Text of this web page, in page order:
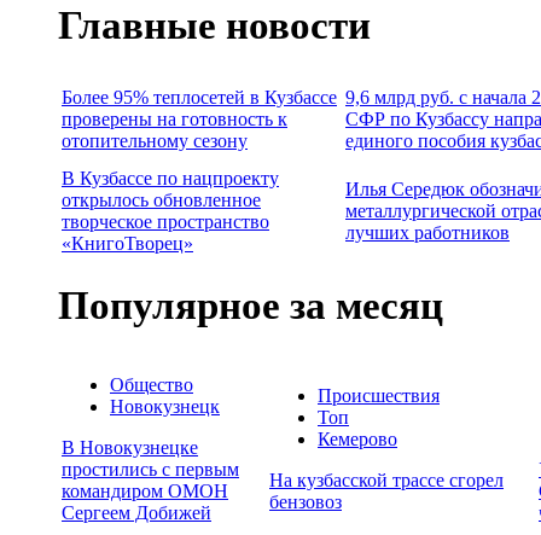
Главные новости
Более 95% теплосетей в Кузбассе
проверены на готовность к
отопительному сезону
9,6 млрд руб. с начала
СФР по Кузбассу
единого пособия
В Кузбассе по нацпроекту
открылось обновленное
творческое пространство
«КнигоТворец»
Илья Середюк
металлургической
лучших работников
Популярное за месяц
Общество
Новокузнецк
В Новокузнецке
простились с первым
командиром ОМОН
Сергеем Добижей
Происшествия
Топ
Кемерово
На кузбасской трассе сгорел
бензовоз